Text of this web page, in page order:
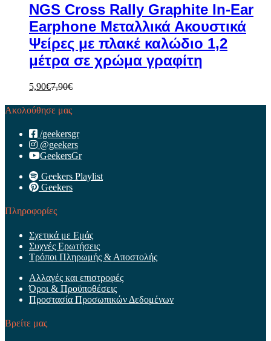
NGS Cross Rally Graphite In-Ear
Earphone Μεταλλικά Ακουστικά
Ψείρες με πλακέ καλώδιο 1,2
μέτρα σε χρώμα γραφίτη
5,90€7,90€
Ακολούθησε μας
/geekersgr
@geekers
GeekersGr
Geekers Playlist
Geekers
Πληροφορίες
Σχετικά με Εμάς
Συχνές Ερωτήσεις
Τρόποι Πληρωμής & Αποστολής
Αλλαγές και επιστροφές
Όροι & Προϋποθέσεις
Προστασία Προσωπικών Δεδομένων
Βρείτε μας